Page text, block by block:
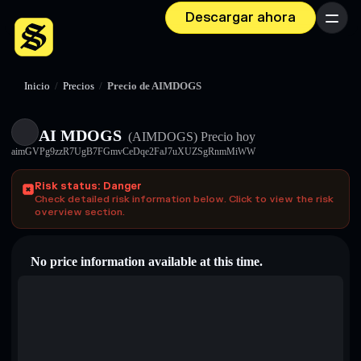
Descargar ahora Menú
Inicio / Precios / Precio de AIMDOGS
AI MDOGS (AIMDOGS) Precio hoy
aimGVPg9zzR7UgB7FGmvCeDqe2FaJ7uXUZSgRnmMiWW
Risk status: Danger
Check detailed risk information below. Click to view the risk
overview section.
No price information available at this time.